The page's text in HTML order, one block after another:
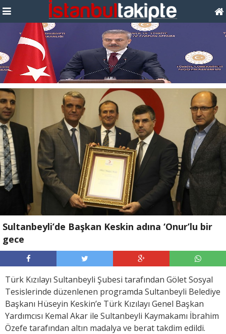
Sultanbeyli’de Başkan Keskin adına ‘Onur’lu bir
gece
Türk Kızılayı Sultanbeyli Şubesi tarafından Gölet Sosyal
Tesislerinde düzenlenen programda Sultanbeyli Belediye
Başkanı Hüseyin Keskin’e Türk Kızılayı Genel Başkan
Yardımcısı Kemal Akar ile Sultanbeyli Kaymakamı İbrahim
Özefe tarafından altın madalya ve berat takdim edildi.